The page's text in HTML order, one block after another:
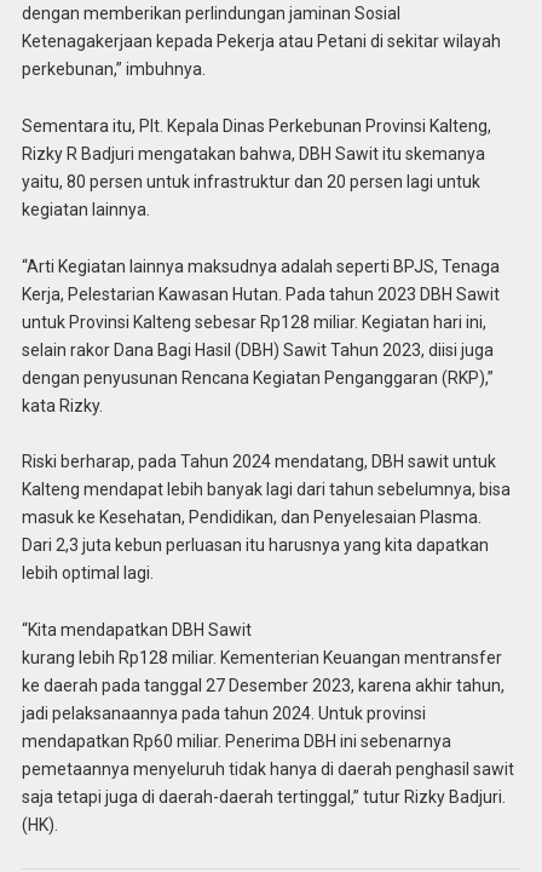
dengan memberikan perlindungan jaminan Sosial
Ketenagakerjaan kepada Pekerja atau Petani di sekitar wilayah
perkebunan,” imbuhnya.
Sementara itu, Plt. Kepala Dinas Perkebunan Provinsi Kalteng,
Rizky R Badjuri mengatakan bahwa, DBH Sawit itu skemanya
yaitu, 80 persen untuk infrastruktur dan 20 persen lagi untuk
kegiatan lainnya.
“Arti Kegiatan lainnya maksudnya adalah seperti BPJS, Tenaga
Kerja, Pelestarian Kawasan Hutan. Pada tahun 2023 DBH Sawit
untuk Provinsi Kalteng sebesar Rp128 miliar. Kegiatan hari ini,
selain rakor Dana Bagi Hasil (DBH) Sawit Tahun 2023, diisi juga
dengan penyusunan Rencana Kegiatan Penganggaran (RKP),”
kata Rizky.
Riski berharap, pada Tahun 2024 mendatang, DBH sawit untuk
Kalteng mendapat lebih banyak lagi dari tahun sebelumnya, bisa
masuk ke Kesehatan, Pendidikan, dan Penyelesaian Plasma.
Dari 2,3 juta kebun perluasan itu harusnya yang kita dapatkan
lebih optimal lagi.
“Kita mendapatkan DBH Sawit
kurang lebih Rp128 miliar. Kementerian Keuangan mentransfer
ke daerah pada tanggal 27 Desember 2023, karena akhir tahun,
jadi pelaksanaannya pada tahun 2024. Untuk provinsi
mendapatkan Rp60 miliar. Penerima DBH ini sebenarnya
pemetaannya menyeluruh tidak hanya di daerah penghasil sawit
saja tetapi juga di daerah-daerah tertinggal,” tutur Rizky Badjuri.
(HK).